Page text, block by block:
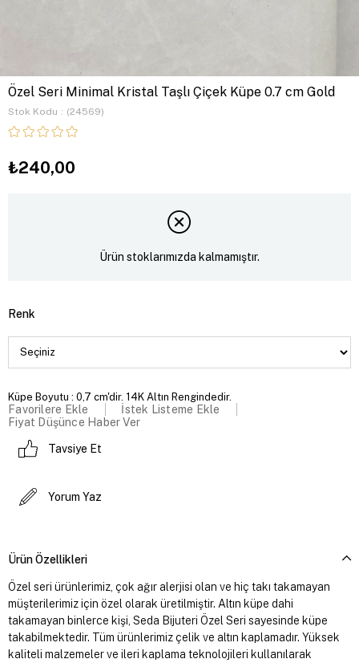
Özel Seri Minimal Kristal Taşlı Çiçek Küpe 0.7 cm Gold
Stok Kodu (24569)
₺240,00
Ürün stoklarımızda kalmamıştır.
Renk
Küpe Boyutu : 0,7 cm'dir. 14K Altın Rengindedir.
Favorilere Ekle
İstek Listeme Ekle
Fiyat Düşünce Haber Ver
Tavsiye Et
Yorum Yaz
Ürün Özellikleri
Özel seri ürünlerimiz, çok ağır alerjisi olan ve hiç takı takamayan
müşterilerimiz için özel olarak üretilmiştir. Altın küpe dahi
takamayan binlerce kişi, Seda Bijuteri Özel Seri sayesinde küpe
takabilmektedir. Tüm ürünlerimiz çelik ve altın kaplamadır. Yüksek
kaliteli malzemeler ve ileri kaplama teknolojileri kullanılarak